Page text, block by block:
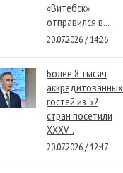
«Витебск»
отправился в...
20.07.2026 / 14:26
Более 8 тысяч
аккредитованных
гостей из 52
стран посетили
XXXV...
20.07.2026 / 12:47